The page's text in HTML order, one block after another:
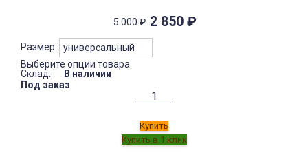
5 000 ₽ 2 850 ₽
Размер:
Выберите опции товара
Склад:
В наличии
Под заказ
Купить